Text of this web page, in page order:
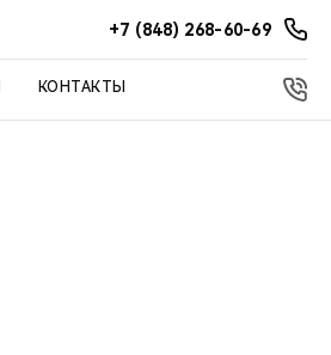
+7 (848) 268-60-69
КОНТАКТЫ